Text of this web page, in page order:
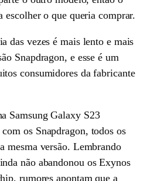
escolher o que queria comprar.
das vezes é mais lento e mais
Snapdragon, e esse é um
consumidores da fabricante
Samsung Galaxy S23
com os Snapdragon, todos os
mesma versão. Lembrando
não abandonou os Exynos
rumores apontam que a